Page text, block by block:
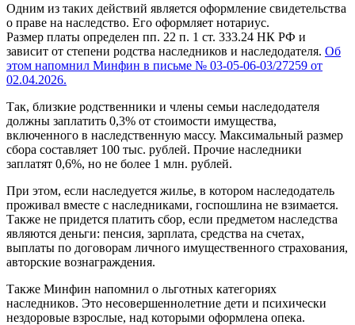
Одним из таких действий является оформление свидетельства
о праве на наследство. Его оформляет нотариус.
Размер платы определен пп. 22 п. 1 ст. 333.24 НК РФ и
зависит от степени родства наследников и наследодателя. Об
этом напомнил Минфин в письме № 03-05-06-03/27259 от
02.04.2026.
Так, близкие родственники и члены семьи наследодателя
должны заплатить 0,3% от стоимости имущества,
включенного в наследственную массу. Максимальный размер
сбора составляет 100 тыс. рублей. Прочие наследники
заплатят 0,6%, но не более 1 млн. рублей.
При этом, если наследуется жилье, в котором наследодатель
проживал вместе с наследниками, госпошлина не взимается.
Также не придется платить сбор, если предметом наследства
являются деньги: пенсия, зарплата, средства на счетах,
выплаты по договорам личного имущественного страхования,
авторские вознаграждения.
Также Минфин напомнил о льготных категориях
наследников. Это несовершеннолетние дети и психически
нездоровые взрослые, над которыми оформлена опека.